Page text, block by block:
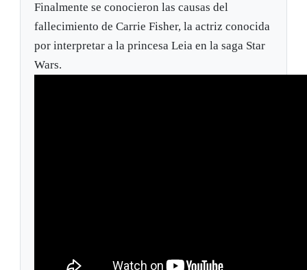
Finalmente se conocieron las causas del
fallecimiento de Carrie Fisher, la actriz conocida
por interpretar a la princesa Leia en la saga Star
Wars.